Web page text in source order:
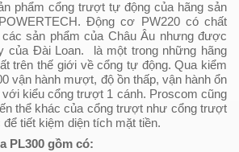
phẩm cổng trượt tự động của hãng sản
Động cơ PW220 có chất
sản phẩm của Châu Âu nhưng được
của Đài Loan. là một trong những hãng
trên thế giới về cổng tự động. Qua kiểm
vận hành mượt, độ ồn thấp, vận hành ổn
kiểu cổng trượt 1 cánh. Proscom cũng
thể khác của cổng trượt như cổng trượt
tiết kiệm diện tích mặt tiền.
PL300 gồm có: